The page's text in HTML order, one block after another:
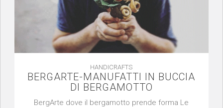
HANDICRAFTS
BERGARTE-MANUFATTI IN BUCCIA
DI BERGAMOTTO
BergArte dove il bergamotto prende forma Le